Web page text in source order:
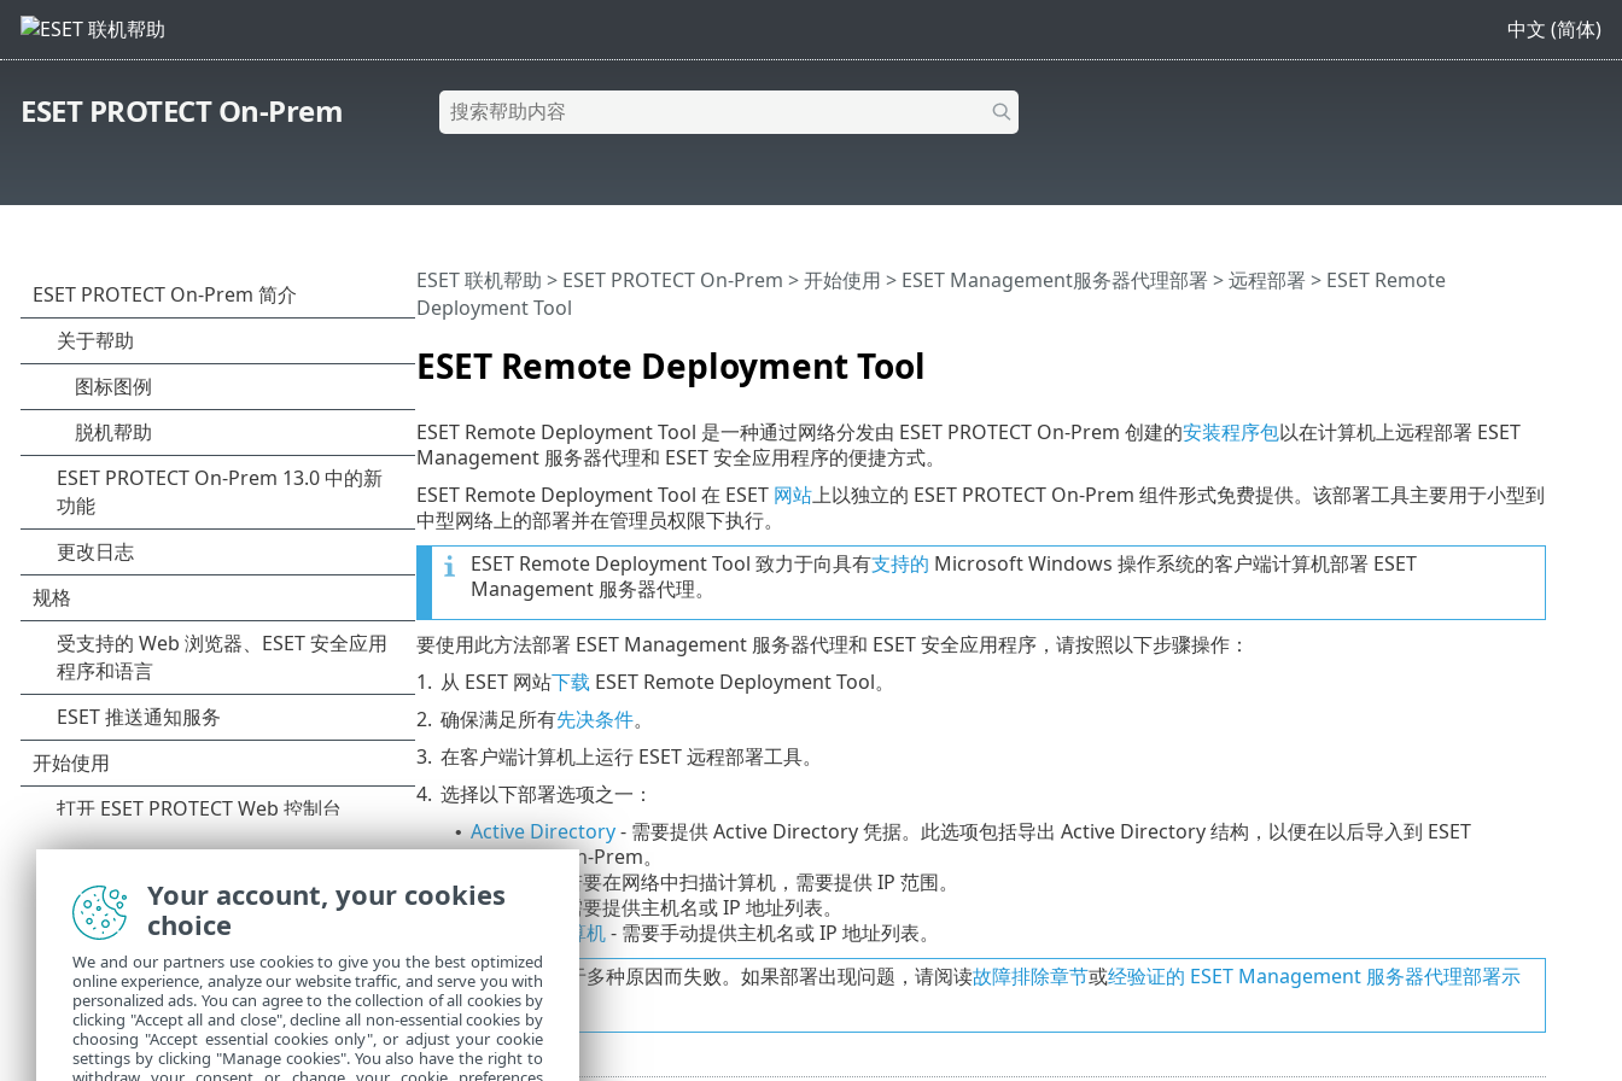
中文 (简体)
ESET PROTECT On-Prem
ESET Remote Deployment Tool
ESET 联机帮助 > ESET PROTECT On-Prem >开始使用 > ESET Management服务器代理部署>远程部署> ESET Remote
Deployment Tool
ESET Remote Deployment Tool 是一种通过网络分发由 ESET PROTECT On-Prem 创建的安装程序包以在计算机上远程部署 ESET
Management 服务器代理和 ESET 安全应用程序的便捷方式。
ESET Remote Deployment Tool 在 ESET 网站上以独立的 ESET PROTECT On-Prem 组件形式免费提供。该部署工具主要用于小型到
中型网络上的部署并在管理员权限下执行。
ESET Remote Deployment Tool 致力于向具有支持的 Microsoft Windows 操作系统的客户端计算机部署 ESET
Management 服务器代理。
要使用此方法部署 ESET Management 服务器代理和 ESET 安全应用程序，请按照以下步骤操作：
1. 从 ESET 网站下载 ESET Remote Deployment Tool。
2. 确保满足所有先决条件。
3. 在客户端计算机上运行 ESET 远程部署工具。
4. 选择以下部署选项之一：
• Active Directory- 需要提供 Active Directory 凭据。此选项包括导出 Active Directory 结构，以便在以后导入到 ESET
PROTECT On-Prem。
• 扫描网络 - 若要在网络中扫描计算机，需要提供 IP 范围。
• 导入列表 - 需要提供主机名或 IP 地址列表。
手动添加计算机- 需要手动提供主机名或 IP 地址列表。
部署可能由于多种原因而失败。如果部署出现问题，请阅读故障排除章节或经验证的 ESET Management 服务器代理部署示
例方案。
Your account, your cookies
choice
We and our partners use cookies to give you the best optimized
online experience, analyze our website traffic, and serve you with
personalized ads. You can agree to the collection of all cookies by
clicking "Accept all and close", decline all non-essential cookies by
choosing "Accept essential cookies only", or adjust your cookie
settings by clicking "Manage cookies". You also have the right to